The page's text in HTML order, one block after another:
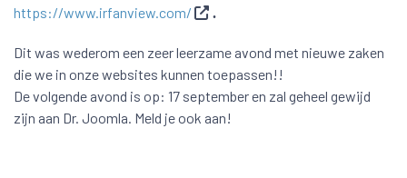
https://www.irfanview.com/
.
Dit was wederom een zeer leerzame avond met nieuwe zaken
die we in onze websites kunnen toepassen!!
De volgende avond is op: 17 september en zal geheel gewijd
zijn aan Dr. Joomla. Meld je ook aan!